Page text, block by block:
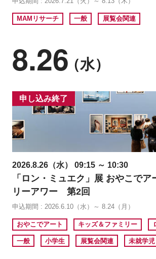
MAMリサーチ 一般 展覧会関連
8.26（水）
申し込み終了
2026.8.26（水） 09:15 ～ 10:30
「ロン・ミュエク」展 おやこで
リーアワー 第2回
申込期間 : 2026.6.10（水）～ 8.24（月）
おやこでアート キッズ＆ファミリー
一般 小学生 展覧会関連 未就学児